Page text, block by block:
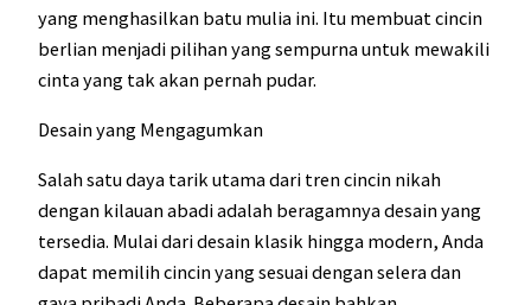
yang menghasilkan batu mulia ini. Itu membuat cincin
berlian menjadi pilihan yang sempurna untuk mewakili
cinta yang tak akan pernah pudar.
Desain yang Mengagumkan
Salah satu daya tarik utama dari tren cincin nikah
dengan kilauan abadi adalah beragamnya desain yang
tersedia. Mulai dari desain klasik hingga modern, Anda
dapat memilih cincin yang sesuai dengan selera dan